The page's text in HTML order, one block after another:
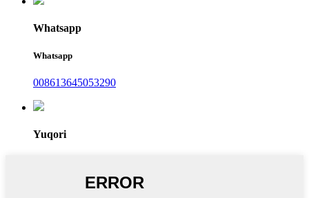
Whatsapp
Whatsapp
008613645053290
Yuqori